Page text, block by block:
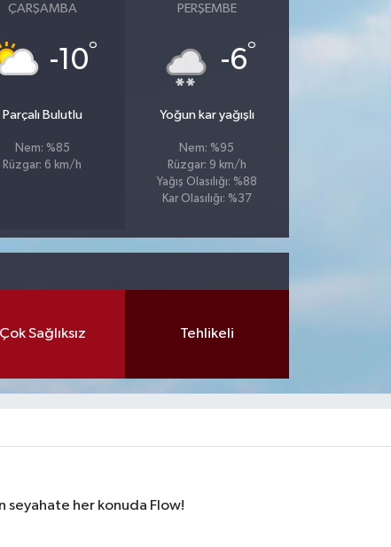
ÇARŞAMBA
-10°
Parçalı Bulutlu
Nem: %85
Rüzgar: 6 km/h
PERŞEMBE
-6°
Yoğun kar yağışlı
Nem: %95
Rüzgar: 9 km/h
Yağış Olasılığı: %88
Kar Olasılığı: %37
Çok Sağlıksız Tehlikeli
seyahate her konuda Flow!